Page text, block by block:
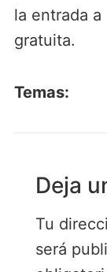
la entrada
gratuita.
Temas:
Deja
Tu
será